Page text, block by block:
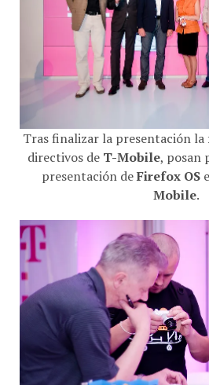
Tras finalizar la presentación la
directivos de T-Mobile, posan
presentación deFirefox OS
Mobile.